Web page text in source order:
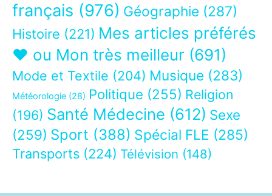
français (976) Géographie (287)
Histoire (221) Mes articles préférés
❤ ou Mon très meilleur (691)
Mode et Textile (204) Musique (283)
Météorologie (28) Politique (255) Religion
(196) Santé Médecine (612) Sexe
(259) Sport (388) Spécial FLE (285)
Transports (224) Télévision (148)